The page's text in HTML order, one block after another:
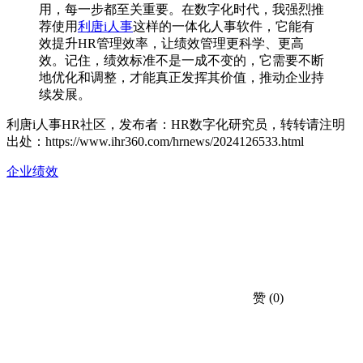
用，每一步都至关重要。在数字化时代，我强烈推
荐使用利唐i人事这样的一体化人事软件，它能有
效提升HR管理效率，让绩效管理更科学、更高
效。记住，绩效标准不是一成不变的，它需要不断
地优化和调整，才能真正发挥其价值，推动企业持
续发展。
利唐i人事HR社区，发布者：HR数字化研究员，转转请注明
出处： https://www.ihr360.com/hrnews/2024126533.html
企业绩效
赞 (0)